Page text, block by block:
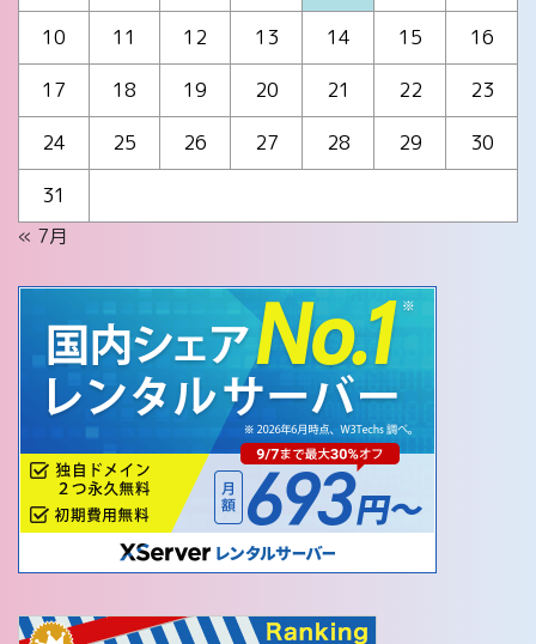
10
11 12 13 14 15
16
17
18 19 20 21 22
23
24
25 26 27 28 29
30
31
« 7月